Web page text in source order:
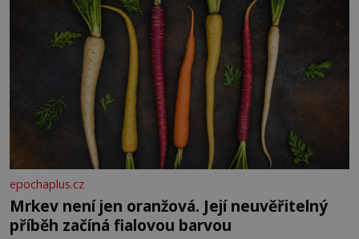
epochaplus.cz
Mrkev není jen oranžová. Její neuvěřitelný
příběh začíná fialovou barvou